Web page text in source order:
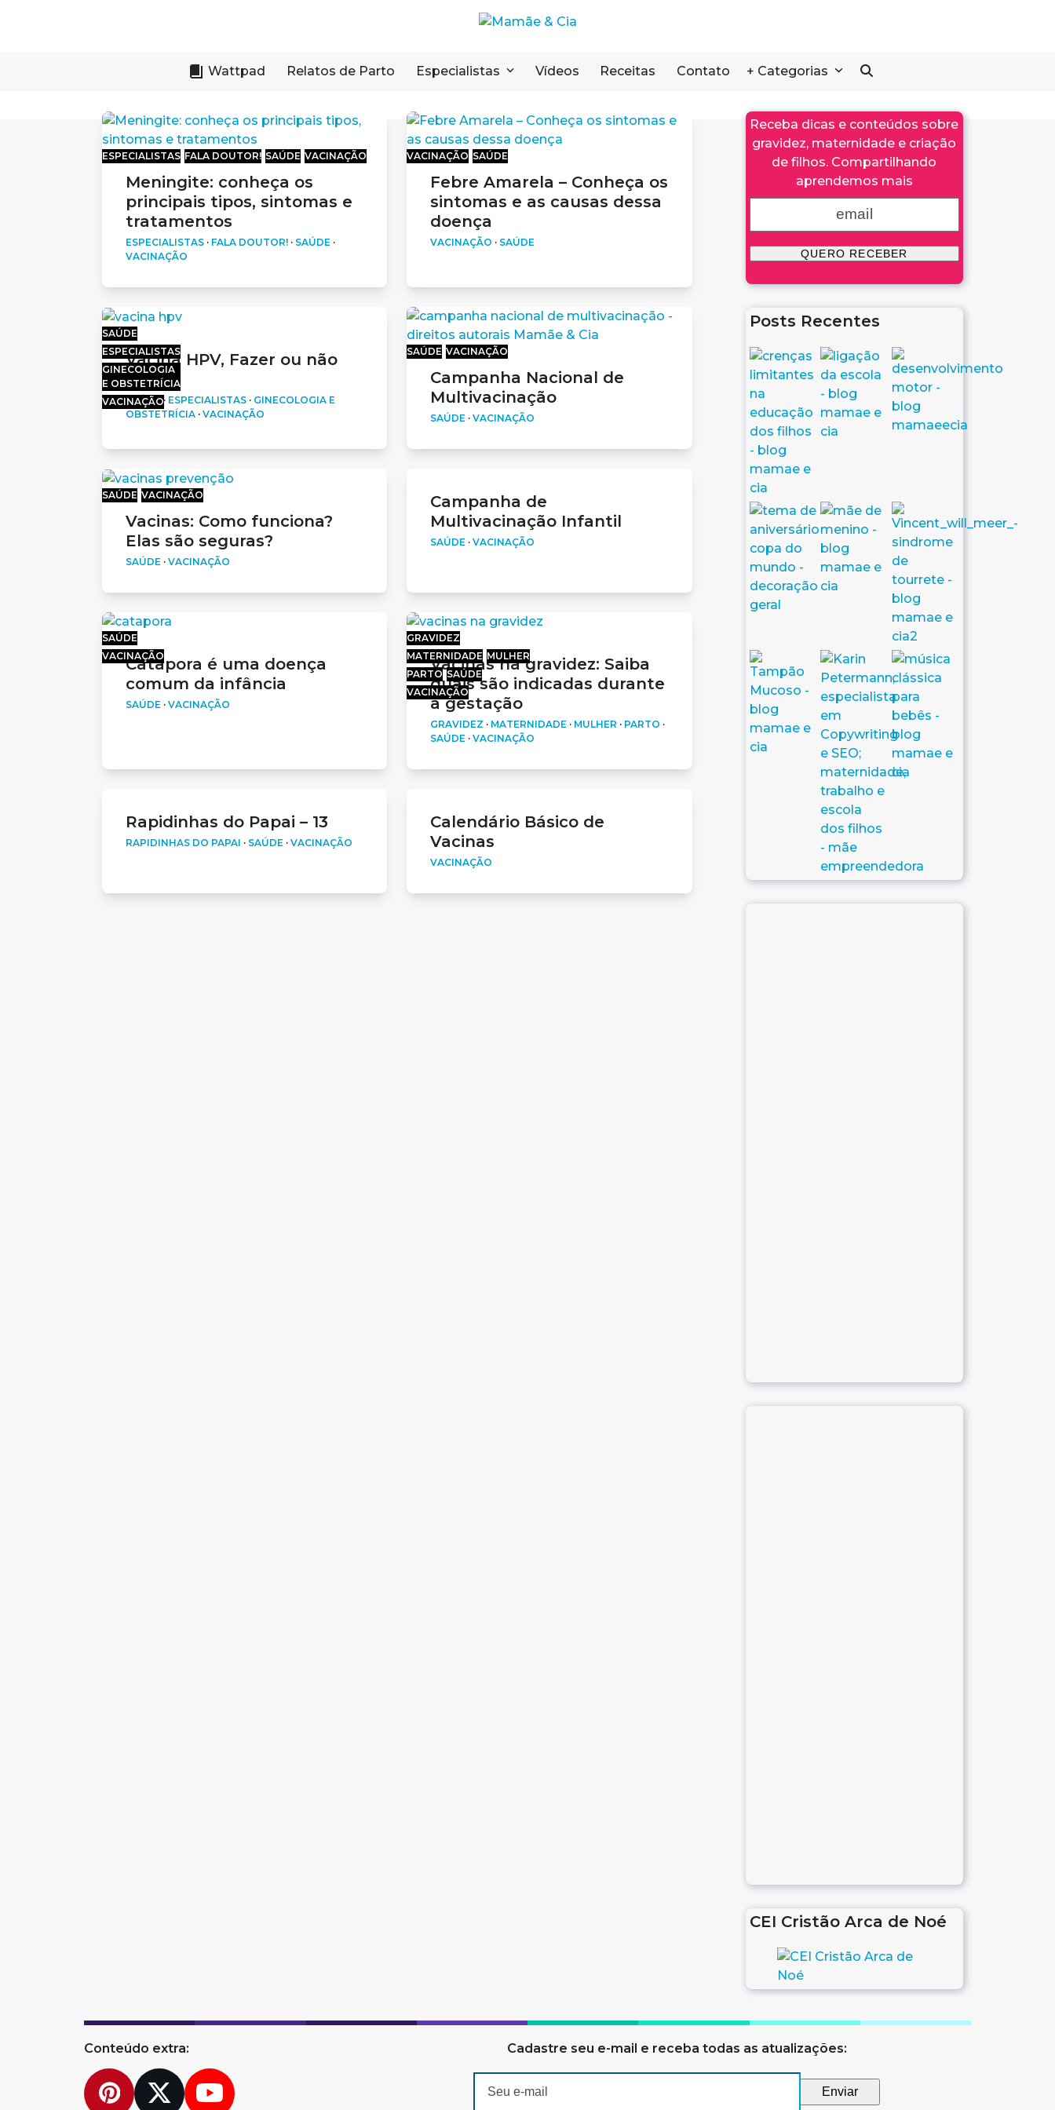
Wattpad
Relatos de Parto Especialistas Vídeos Receitas Contato + Categorias
ESPECIALISTAS FALA DOUTOR! SAÚDE VACINAÇÃO
Meningite: conheça os
principais tipos, sintomas e
tratamentos
ESPECIALISTAS· FALA DOUTOR!· SAÚDE ·
VACINAÇÃO
VACINAÇÃO SAÚDE
Febre Amarela – Conheça os
sintomas e as causas dessa
doença
VACINAÇÃO · SAÚDE
SAÚDE
ESPECIALISTAS
GINECOLOGIA
E OBSTETRÍCIA
VACINAÇÃO
Vacina HPV, Fazer ou não
Fazer?
SAÚDE· ESPECIALISTAS· GINECOLOGIA E
OBSTETRÍCIA· VACINAÇÃO
SAÚDE VACINAÇÃO
Campanha Nacional de
Multivacinação
SAÚDE · VACINAÇÃO
SAÚDE VACINAÇÃO
Vacinas: Como funciona?
Elas são seguras?
SAÚDE · VACINAÇÃO
Campanha de
Multivacinação Infantil
SAÚDE · VACINAÇÃO
SAÚDE
VACINAÇÃO
Catapora é uma doença
comum da infância
SAÚDE· VACINAÇÃO
GRAVIDEZ
MATERNIDADE MULHER
PARTO SAÚDE
VACINAÇÃO
Vacinas na gravidez: Saiba
quais são indicadas durante
a gestação
GRAVIDEZ · MATERNIDADE · MULHER · PARTO ·
SAÚDE · VACINAÇÃO
Rapidinhas do Papai – 13
RAPIDINHAS DO PAPAI · SAÚDE· VACINAÇÃO
Calendário Básico de
Vacinas
VACINAÇÃO
Receba dicas e conteúdos sobre
gravidez, maternidade e criação
de filhos. Compartilhando
aprendemos mais
Posts Recentes
CEI Cristão Arca de Noé
Conteúdo extra: Cadastre seu e-mail e receba todas as atualizações: